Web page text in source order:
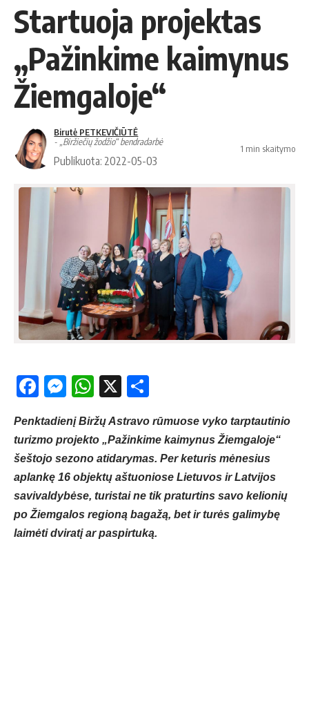
Startuoja projektas
„Pažinkime kaimynus
Žiemgaloje“
Birutė PETKEVIČIŪTĖ
- „Biržiečių žodžio“ bendradarbė
Publikuota: 2022-05-03
1 min skaitymo
Facebook
Messenger
WhatsApp
X
Penktadienį Biržų Astravo rūmuose vyko tarptautinio
turizmo projekto „Pažinkime kaimynus Žiemgaloje“
šeštojo sezono atidarymas. Per keturis mėnesius
aplankę 16 objektų aštuoniose Lietuvos ir Latvijos
savivaldybėse, turistai ne tik praturtins savo kelionių
po Žiemgalos regioną bagažą, bet ir turės galimybę
laimėti dviratį ar paspirtuką.